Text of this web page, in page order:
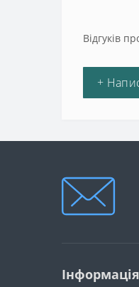
Відгуків
+
Інформація